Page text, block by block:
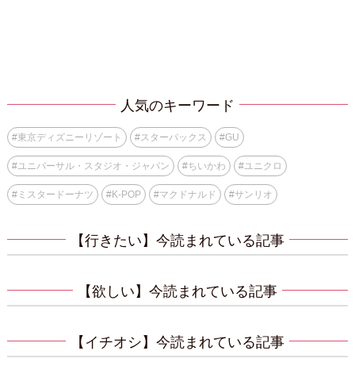
人気のキーワード
#東京ディズニーリゾート #スターバックス #GU
#ユニバーサル・スタジオ・ジャパン #ちいかわ #ユニクロ
#ミスタードーナツ #K-POP #マクドナルド #サンリオ
【行きたい】今読まれている記事
【欲しい】今読まれている記事
【イチオシ】今読まれている記事